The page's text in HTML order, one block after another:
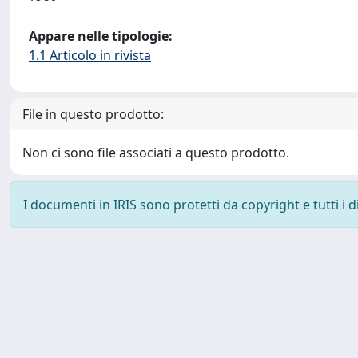
Appare nelle tipologie:
1.1 Articolo in rivista
File in questo prodotto:
Non ci sono file associati a questo prodotto.
I documenti in IRIS sono protetti da copyright e tutti i